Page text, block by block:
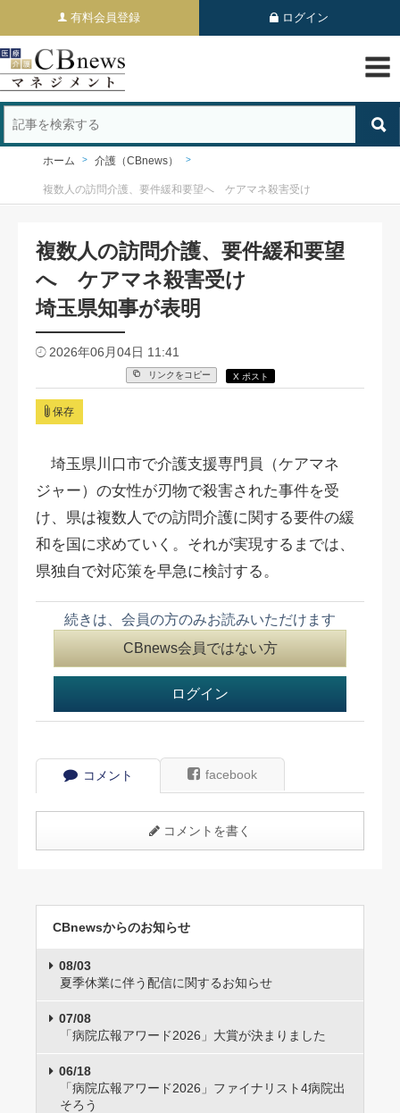
有料会員登録 ログイン
ホーム 介護（CBnews）
複数人の訪問介護、要件緩和要望へ ケアマネ殺害受け
複数人の訪問介護、要件緩和要望
へ ケアマネ殺害受け
埼玉県知事が表明
2026年06月04日 11:41
リンクをコピー X ポスト
保存
埼玉県川口市で介護支援専門員（ケアマネ
ジャー）の女性が刃物で殺害された事件を受
け、県は複数人での訪問介護に関する要件の緩
和を国に求めていく。それが実現するまでは、
県独自で対応策を早急に検討する。
続きは、会員の方のみお読みいただけます
CBnews会員ではない方
ログイン
コメント facebook
コメントを書く
CBnewsからのお知らせ
08/03
夏季休業に伴う配信に関するお知らせ
07/08
「病院広報アワード2026」大賞が決まりました
06/18
「病院広報アワード2026」ファイナリスト4病院出
そろう